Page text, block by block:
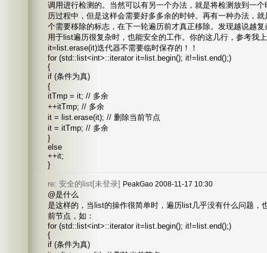
调用进行检测的。当然可以有另一个办法，就是将检测放到一
历过程中，但是这样会需要好多多余的时钟。再有一种办法，
个需要移除的标志，在下一轮遍历前才真正移除。发现越说越
用于list遍历很复杂时，也能安全的工作。你的这几行，参考我
it=list.erase(it)迭代器不需要临时保存的！！
for (std::list<int>::iterator it=list.begin(); it!=list.end();)
{
if (条件为真)
{
itTmp = it; // 多余
++itTmp; // 多余
it = list.erase(it); // 删除当前节点
it = itTmp; // 多余
}
else
++it;
}
re: 安全的list[未登录] PeakGao 2008-11-17 10:30
@是什么
是这样的，当list的操作很简单时，遍历list几乎没有什么问题，
前节点，如：
for (std::list<int>::iterator it=list.begin(); it!=list.end();)
{
if (条件为真)